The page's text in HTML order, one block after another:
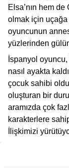
Elsa’nın hem
olmak için uçağa
oyuncunun
yüzlerinden
İspanyol oyuncu,
nasıl ayakta
çocuk sahibi
oluşturan bir
aramızda çok
karakterlere
İlişkimizi